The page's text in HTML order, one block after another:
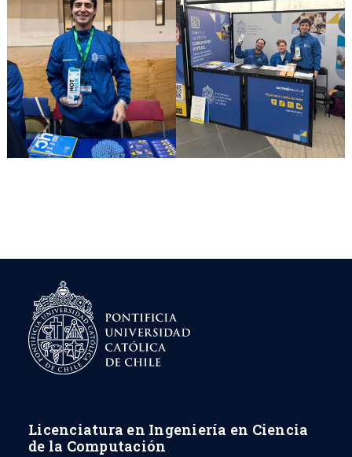
Licenciatura en Ingeniería en Ciencia
de la Computación